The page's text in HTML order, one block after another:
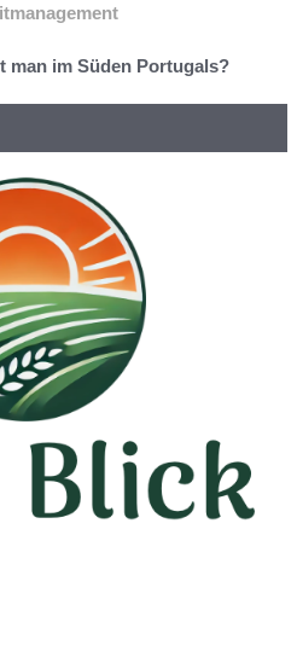
man im Süden Portugals?